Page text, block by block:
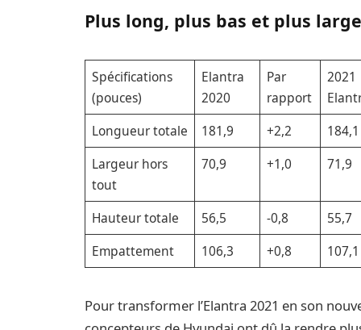
Plus long, plus bas et plus
Spécifications
(pouces)
Elantra
2020
Par
rapport
2021
Longueur totale
181,9 +2,2
184,1
Largeur hors
tout
70,9 +1,0 71,9
Hauteur totale 56,5 -0,8
55,7
Empattement
106,3 +0,8 107,1
Pour transformer l’Elantra 2021 en son